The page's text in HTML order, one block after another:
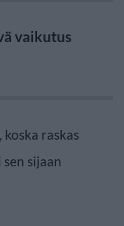
vaikutus
raskas
sijaan